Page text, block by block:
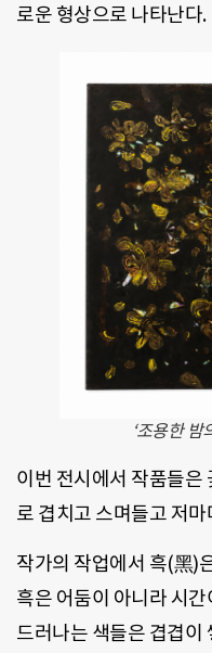
로운 형상으로 나타난다.
‘조용한 밤
이번 전시에서 작품들은
로 겹치고 스며들고 저
작가의 작업에서 흑(黑)
흑은 어둠이 아니라 시
드러나는 색들은 겹겹이